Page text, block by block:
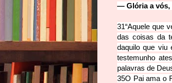
— Glória a vós,
31“Aquele que
das coisas da
daquilo que viu
testemunho
palavras de
35O Pai ama o